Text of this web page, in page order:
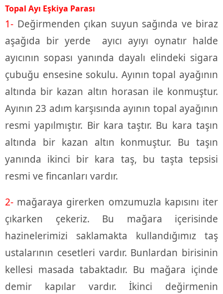
Topal Ayı Eşkiya Parası
1- Değirmenden çıkan suyun sağında ve biraz
aşağıda bir yerde ayıcı ayıyı oynatır halde
ayıcının sopası yanında dayalı elindeki sigara
çubuğu ensesine sokulu. Ayının topal ayağının
altında bir kazan altın horasan ile konmuştur.
Ayının 23 adım karşısında ayının topal ayağının
resmi yapılmıştır. Bir kara taştır. Bu kara taşın
altında bir kazan altın konmuştur. Bu taşın
yanında ikinci bir kara taş, bu taşta tepsisi
resmi ve fincanları vardır.
2- mağaraya girerken omzumuzla kapısını iter
çıkarken çekeriz. Bu mağara içerisinde
hazinelerimizi saklamakta kullandığımız taş
ustalarının cesetleri vardır. Bunlardan birisinin
kellesi masada tabaktadır. Bu mağara içinde
demir kapılar vardır. İkinci değirmenin